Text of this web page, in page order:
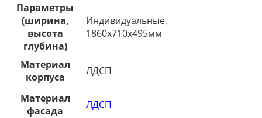
Параметры
(ширина,
высота
глубина)
Индивидуальные,
1860х710х495мм
Материал
корпуса
ЛДСП
Материал
фасада
ЛДСП